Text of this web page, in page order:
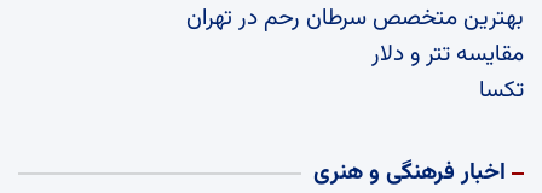
بهترین متخصص سرطان رحم در تهران
مقایسه تتر و دلار
تکسا
اخبار فرهنگی و هنری